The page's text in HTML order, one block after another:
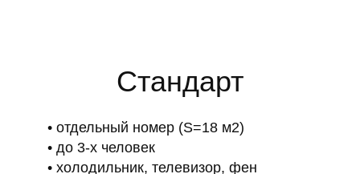
Стандарт
отдельный номер (S=18 м2)
до 3-х человек
холодильник, телевизор, фен